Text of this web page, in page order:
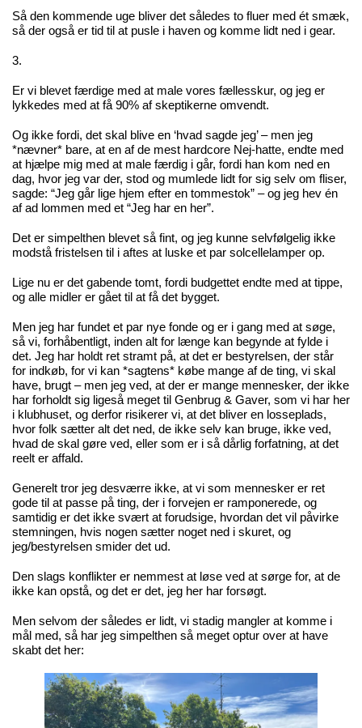
Så den kommende uge bliver det således to fluer med ét smæk,
så der også er tid til at pusle i haven og komme lidt ned i gear.
3.
Er vi blevet færdige med at male vores fællesskur, og jeg er
lykkedes med at få 90% af skeptikerne omvendt.
Og ikke fordi, det skal blive en ‘hvad sagde jeg’ – men jeg
*nævner* bare, at en af de mest hardcore Nej-hatte, endte med
at hjælpe mig med at male færdig i går, fordi han kom ned en
dag, hvor jeg var der, stod og mumlede lidt for sig selv om fliser,
sagde: “Jeg går lige hjem efter en tommestok” – og jeg hev én
af ad lommen med et “Jeg har en her”.
Det er simpelthen blevet så fint, og jeg kunne selvfølgelig ikke
modstå fristelsen til i aftes at luske et par solcellelamper op.
Lige nu er det gabende tomt, fordi budgettet endte med at tippe,
og alle midler er gået til at få det bygget.
Men jeg har fundet et par nye fonde og er i gang med at søge,
så vi, forhåbentligt, inden alt for længe kan begynde at fylde i
det. Jeg har holdt ret stramt på, at det er bestyrelsen, der står
for indkøb, for vi kan *sagtens* købe mange af de ting, vi skal
have, brugt – men jeg ved, at der er mange mennesker, der ikke
har forholdt sig ligeså meget til Genbrug & Gaver, som vi har her
i klubhuset, og derfor risikerer vi, at det bliver en losseplads,
hvor folk sætter alt det ned, de ikke selv kan bruge, ikke ved,
hvad de skal gøre ved, eller som er i så dårlig forfatning, at det
reelt er affald.
Generelt tror jeg desværre ikke, at vi som mennesker er ret
gode til at passe på ting, der i forvejen er ramponerede, og
samtidig er det ikke svært at forudsige, hvordan det vil påvirke
stemningen, hvis nogen sætter noget ned i skuret, og
jeg/bestyrelsen smider det ud.
Den slags konflikter er nemmest at løse ved at sørge for, at de
ikke kan opstå, og det er det, jeg her har forsøgt.
Men selvom der således er lidt, vi stadig mangler at komme i
mål med, så har jeg simpelthen så meget optur over at have
skabt det her: